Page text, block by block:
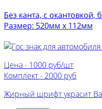
Без канта, с окантовкой,
Размер: 520мм х 112мм
Цена - 1000 руб/шт
Комплект - 2000 руб
Жирный шрифт украсит